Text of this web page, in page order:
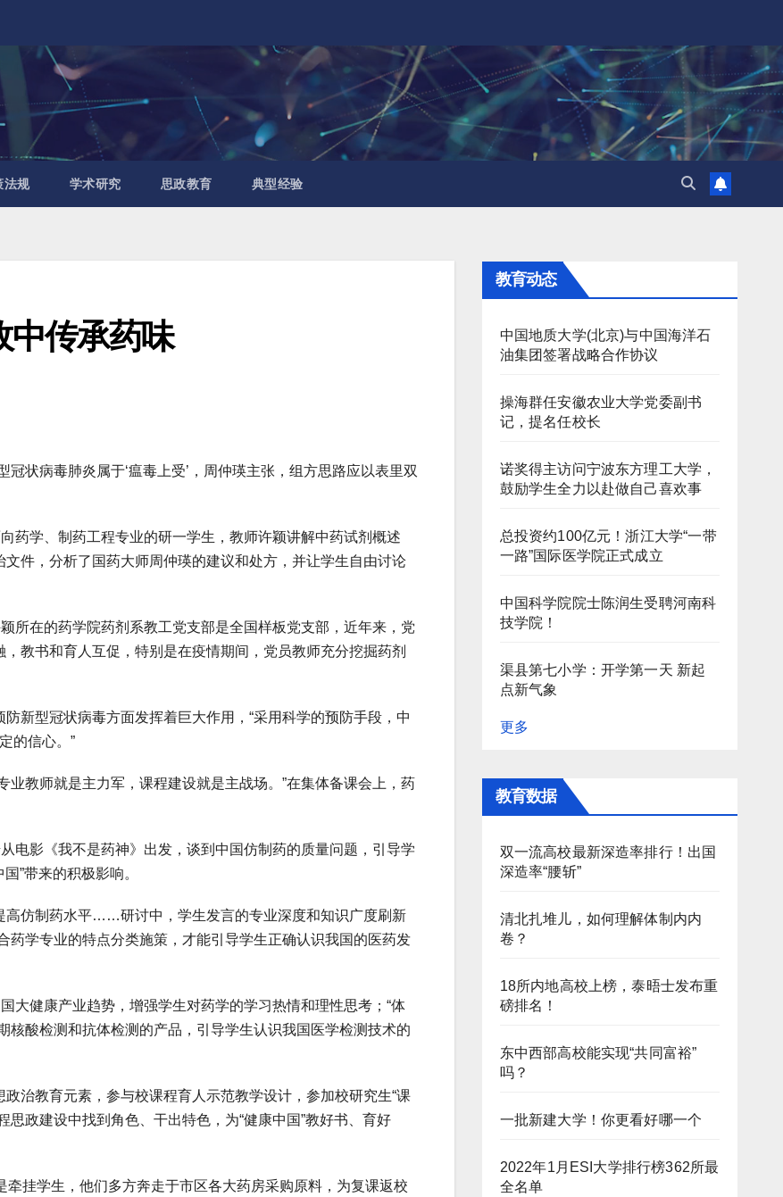
法规 学术研究 思政教育 典型经验
中传承药味
状病毒肺炎属于‘瘟毒上受’，周仲瑛主张，组方思路应以表里双
学、制药工程专业的研一学生，教师许颖讲解中药试剂概述
件，分析了国药大师周仲瑛的建议和处方，并让学生自由讨论
在的药学院药剂系教工党支部是全国样板党支部，近年来，党
教书和育人互促，特别是在疫情期间，党员教师充分挖掘药剂
型冠状病毒方面发挥着巨大作用，“采用科学的预防手段，中
的信心。”
教师就是主力军，课程建设就是主战场。”在集体备课会上，药
影《我不是药神》出发，谈到中国仿制药的质量问题，引导学
”带来的积极影响。
仿制药水平……研讨中，学生发言的专业深度和知识广度刷新
药学专业的特点分类施策，才能引导学生正确认识我国的医药发
健康产业趋势，增强学生对药学的学习热情和理性思考；“体
核酸检测和抗体检测的产品，引导学生认识我国医学检测技术的
教育元素，参与校课程育人示范教学设计，参加校研究生“课
政建设中找到角色、干出特色，为“健康中国”教好书、育好
学生，他们多方奔走于市区各大药房采购原料，为复课返校
教育动态
中国地质大学(北京)与中国海洋石
油集团签署战略合作协议
操海群任安徽农业大学党委副书
记，提名任校长
诺奖得主访问宁波东方理工大学，
鼓励学生全力以赴做自己喜欢事
总投资约100亿元！浙江大学“一带
一路”国际医学院正式成立
中国科学院院士陈润生受聘河南科
技学院！
渠县第七小学：开学第一天 新起
点新气象
更多
教育数据
双一流高校最新深造率排行！出国
深造率“腰斩”
清北扎堆儿，如何理解体制内内
卷？
18所内地高校上榜，泰晤士发布重
磅排名！
东中西部高校能实现“共同富裕”
吗？
一批新建大学！你更看好哪一个
2022年1月ESI大学排行榜362所最
全名单